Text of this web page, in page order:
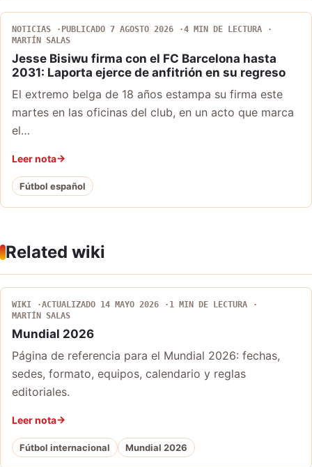
NOTICIAS PUBLICADO 7 AGOSTO 2026
4 MIN DE LECTURA
MARTÍN SALAS
Jesse Bisiwu firma con el FC Barcelona hasta
2031: Laporta ejerce de anfitrión en su regreso
El extremo belga de 18 años estampa su firma este
martes en las oficinas del club, en un acto que marca
el…
Leer nota
Fútbol español
Related wiki
WIKI ACTUALIZADO 14 MAYO 2026
1 MIN DE LECTURA
MARTÍN SALAS
Mundial 2026
Página de referencia para el Mundial 2026: fechas,
sedes, formato, equipos, calendario y reglas
editoriales.
Leer nota
Fútbol internacional Mundial 2026